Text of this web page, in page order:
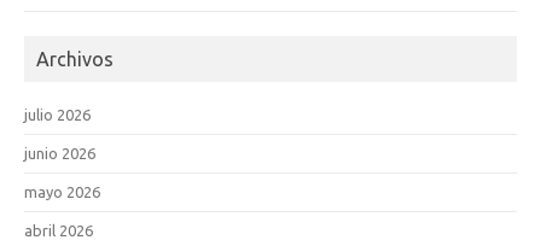
Archivos
julio 2026
junio 2026
mayo 2026
abril 2026